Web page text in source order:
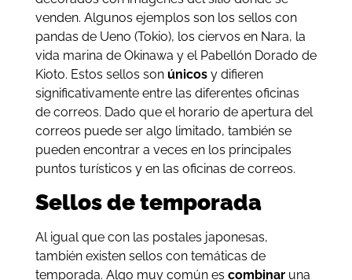
venden. Algunos ejemplos son los sellos con
pandas de Ueno (Tokio), los ciervos en Nara, la
vida marina de Okinawa y el Pabellón Dorado de
Kioto. Estos sellos son únicosy difieren
significativamente entre las diferentes oficinas
de correos. Dado que el horario de apertura del
correos puede ser algo limitado, también se
pueden encontrar a veces en los principales
puntos turísticos y en las oficinas de correos.
Sellos de temporada
Al igual que con las postales japonesas,
también existen sellos con temáticas de
temporada. Algo muy común es combinaruna